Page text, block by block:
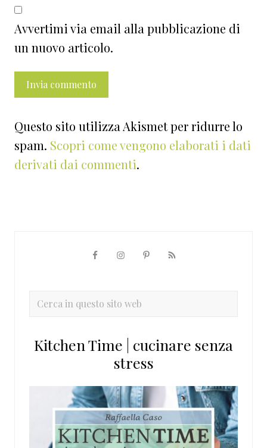
Avvertimi via email alla pubblicazione di
un nuovo articolo.
Questo sito utilizza Akismet per ridurre lo
spam. Scopri come vengono elaborati i dati
derivati dai commenti.
primaria
Cerca
sito
Kitchen Time | cucinare senza
stress